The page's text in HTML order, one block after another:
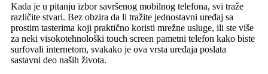
Kada je u pitanju izbor savršenog mobilnog telefona, svi traže
različite stvari. Bez obzira da li tražite jednostavni uređaj sa
prostim tasterima koji praktično koristi mrežne usluge, ili ste više
za neki visokotehnološki touch screen pametni telefon kako biste
surfovali internetom, svakako je ova vrsta uređaja poslata
sastavni deo naših života.